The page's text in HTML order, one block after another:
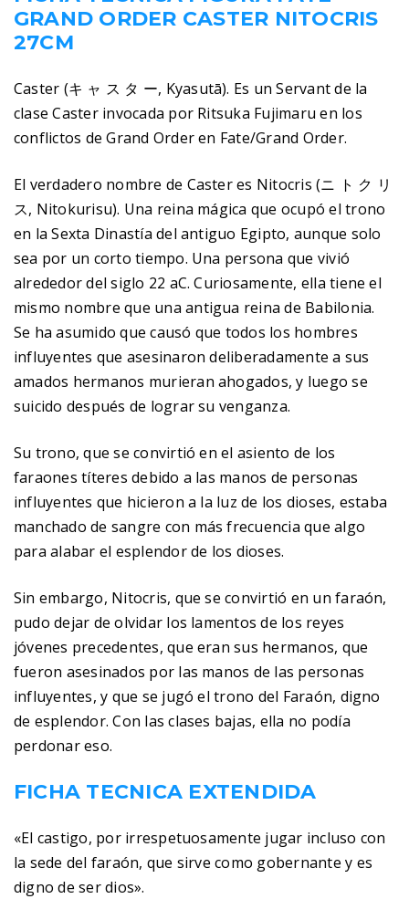
GRAND ORDER CASTER NITOCRIS
27CM
Caster (キ ャ ス タ ー, Kyasutā). Es un Servant de la
clase Caster invocada por Ritsuka Fujimaru en los
conflictos de Grand Order en Fate/Grand Order.
El verdadero nombre de Caster es Nitocris (ニ ト ク リ
ス, Nitokurisu). Una reina mágica que ocupó el trono
en la Sexta Dinastía del antiguo Egipto, aunque solo
sea por un corto tiempo. Una persona que vivió
alrededor del siglo 22 aC. Curiosamente, ella tiene el
mismo nombre que una antigua reina de Babilonia.
Se ha asumido que causó que todos los hombres
influyentes que asesinaron deliberadamente a sus
amados hermanos murieran ahogados, y luego se
suicido después de lograr su venganza.
Su trono, que se convirtió en el asiento de los
faraones títeres debido a las manos de personas
influyentes que hicieron a la luz de los dioses, estaba
manchado de sangre con más frecuencia que algo
para alabar el esplendor de los dioses.
Sin embargo, Nitocris, que se convirtió en un faraón,
pudo dejar de olvidar los lamentos de los reyes
jóvenes precedentes, que eran sus hermanos, que
fueron asesinados por las manos de las personas
influyentes, y que se jugó el trono del Faraón, digno
de esplendor. Con las clases bajas, ella no podía
perdonar eso.
FICHA TECNICA EXTENDIDA
«El castigo, por irrespetuosamente jugar incluso con
la sede del faraón, que sirve como gobernante y es
digno de ser dios».